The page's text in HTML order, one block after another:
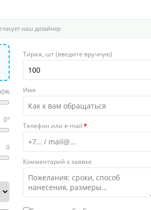
наш дизайнер
0°
0
Тираж, шт (введите вручную)
Имя
Телефон или e-mail *
Комментарий к заявке